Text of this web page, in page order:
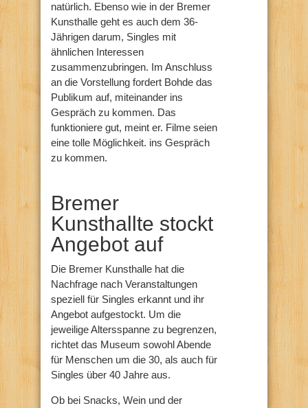
natürlich. Ebenso wie in der Bremer
Kunsthalle geht es auch dem 36-
Jährigen darum, Singles mit
ähnlichen Interessen
zusammenzubringen. Im Anschluss
an die Vorstellung fordert Bohde das
Publikum auf, miteinander ins
Gespräch zu kommen. Das
funktioniere gut, meint er. Filme seien
eine tolle Möglichkeit. ins Gespräch
zu kommen.
Bremer
Kunsthallte stockt
Angebot auf
Die Bremer Kunsthalle hat die
Nachfrage nach Veranstaltungen
speziell für Singles erkannt und ihr
Angebot aufgestockt. Um die
jeweilige Altersspanne zu begrenzen,
richtet das Museum sowohl Abende
für Menschen um die 30, als auch für
Singles über 40 Jahre aus.
Ob bei Snacks, Wein und der